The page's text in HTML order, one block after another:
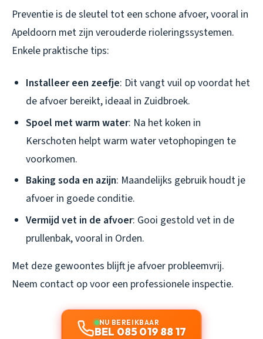
Preventie is de sleutel tot een schone afvoer, vooral in
Apeldoorn met zijn verouderde rioleringssystemen.
Enkele praktische tips:
Installeer een zeefje: Dit vangt vuil op voordat het
de afvoer bereikt, ideaal in Zuidbroek.
Spoel met warm water: Na het koken in
Kerschoten helpt warm water vetophopingen te
voorkomen.
Baking soda en azijn: Maandelijks gebruik houdt je
afvoer in goede conditie.
Vermijd vet in de afvoer: Gooi gestold vet in de
prullenbak, vooral in Orden.
Met deze gewoontes blijft je afvoer probleemvrij.
Neem contact op voor een professionele inspectie.
NU BEREIKBAAR
BEL 085 019 88 17